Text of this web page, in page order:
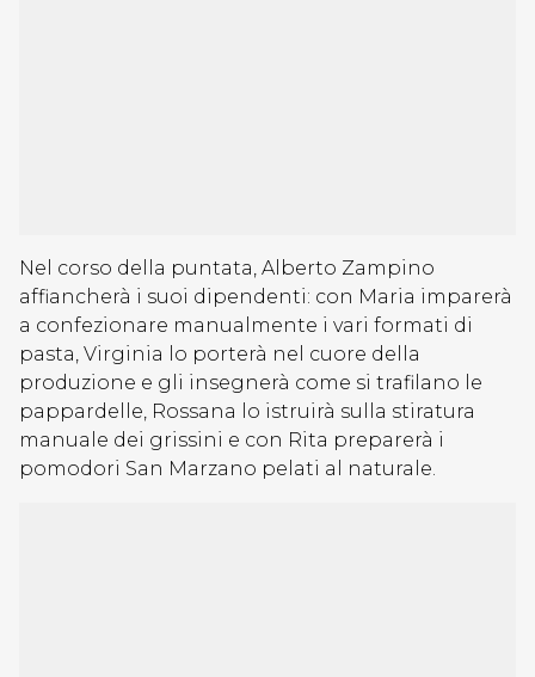
Nel corso della puntata, Alberto Zampino
affiancherà i suoi dipendenti: con Maria imparerà
a confezionare manualmente i vari formati di
pasta, Virginia lo porterà nel cuore della
produzione e gli insegnerà come si trafilano le
pappardelle, Rossana lo istruirà sulla stiratura
manuale dei grissini e con Rita preparerà i
pomodori San Marzano pelati al naturale.